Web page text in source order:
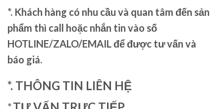
*. Khách hàng có nhu cầu và quan tâm đến sản
phẩm thì call hoặc nhắn tin vào số
HOTLINE/ZALO/EMAIL để được tư vấn và
báo giá.
*. THÔNG TIN LIÊN HỆ